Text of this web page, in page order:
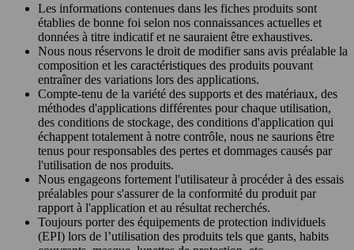
Les informations contenues dans les fiches produits sont
établies de bonne foi selon nos connaissances actuelles et
données à titre indicatif et ne sauraient être exhaustives.
Nous nous réservons le droit de modifier sans avis préalable la
composition et les caractéristiques des produits pouvant
entraîner des variations lors des applications.
Compte-tenu de la variété des supports et des matériaux, des
méthodes d'applications différentes pour chaque utilisation,
des conditions de stockage, des conditions d'application qui
échappent totalement à notre contrôle, nous ne saurions être
tenus pour responsables des pertes et dommages causés par
l'utilisation de nos produits.
Nous engageons fortement l'utilisateur à procéder à des essais
préalables pour s'assurer de la conformité du produit par
rapport à l'application et au résultat recherchés.
Toujours porter des équipements de protection individuels
(EPI) lors de l’utilisation des produits tels que gants, habits